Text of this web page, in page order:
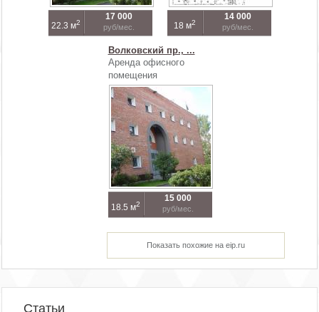
22.3 м2
17 000
руб/мес. 18 м2
14 000
руб/мес.
Волковский пр., ...
Аренда офисного
помещения
18.5 м2
15 000
руб/мес.
Показать похожие на eip.ru
Статьи